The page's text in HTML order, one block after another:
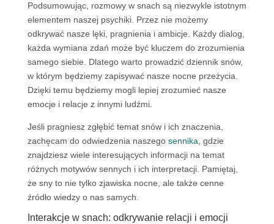
Podsumowując, rozmowy w snach są niezwykle istotnym
elementem naszej psychiki. Przez nie możemy
odkrywać nasze lęki, pragnienia i ambicje. Każdy dialog,
każda wymiana zdań może być kluczem do zrozumienia
samego siebie. Dlatego warto prowadzić dziennik snów,
w którym będziemy zapisywać nasze nocne przeżycia.
Dzięki temu będziemy mogli lepiej zrozumieć nasze
emocje i relacje z innymi ludźmi.
Jeśli pragniesz zgłębić temat snów i ich znaczenia,
zachęcam do odwiedzenia naszego sennika , gdzie
znajdziesz wiele interesujących informacji na temat
różnych motywów sennych i ich interpretacji. Pamiętaj,
że sny to nie tylko zjawiska nocne, ale także cenne
źródło wiedzy o nas samych.
Interakcje w snach: odkrywanie relacji i emocji